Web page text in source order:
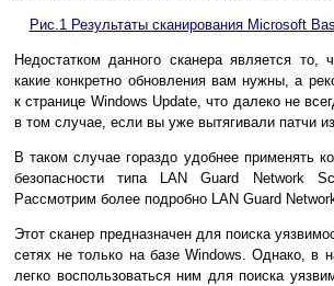
Рис.1 Результаты сканирования Microsoft
Недостатком данного сканера является то,
какие конкретно обновления вам нужны, а
к странице Windows Update, что далеко не
в том случае, если вы уже вытягивали патчи
В таком случае гораздо удобнее применять
безопасности типа LAN Guard Network
Рассмотрим более подробно LAN Guard
Этот сканер предназначен для поиска
сетях не только на базе Windows. Однако, в
легко воспользоваться ним для поиска